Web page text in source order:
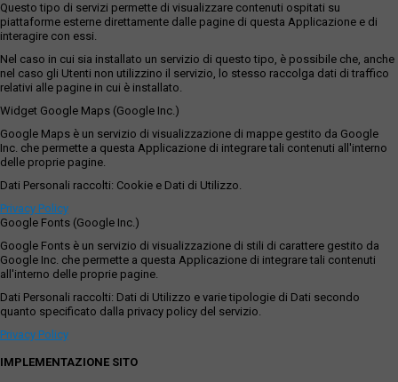
Questo tipo di servizi permette di visualizzare contenuti ospitati su
piattaforme esterne direttamente dalle pagine di questa Applicazione e di
interagire con essi.
Nel caso in cui sia installato un servizio di questo tipo, è possibile che, anche
nel caso gli Utenti non utilizzino il servizio, lo stesso raccolga dati di traffico
relativi alle pagine in cui è installato.
Widget Google Maps (Google Inc.)
Google Maps è un servizio di visualizzazione di mappe gestito da Google
Inc. che permette a questa Applicazione di integrare tali contenuti all'interno
delle proprie pagine.
Dati Personali raccolti: Cookie e Dati di Utilizzo.
Privacy Policy
Google Fonts (Google Inc.)
Google Fonts è un servizio di visualizzazione di stili di carattere gestito da
Google Inc. che permette a questa Applicazione di integrare tali contenuti
all'interno delle proprie pagine.
Dati Personali raccolti: Dati di Utilizzo e varie tipologie di Dati secondo
quanto specificato dalla privacy policy del servizio.
Privacy Policy
IMPLEMENTAZIONE SITO